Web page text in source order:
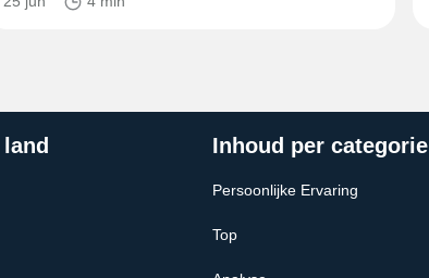
Inhoud per categorie
Persoonlijke Ervaring
Top